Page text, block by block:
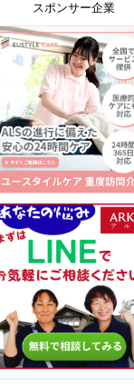
スポンサー企業